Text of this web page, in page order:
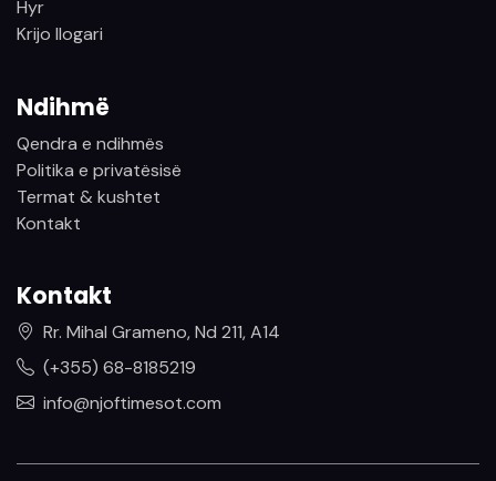
Hyr
Krijo llogari
Ndihmë
Qendra e ndihmës
Politika e privatësisë
Termat & kushtet
Kontakt
Kontakt
Rr. Mihal Grameno, Nd 211, A14
(+355) 68-8185219
info@njoftimesot.com